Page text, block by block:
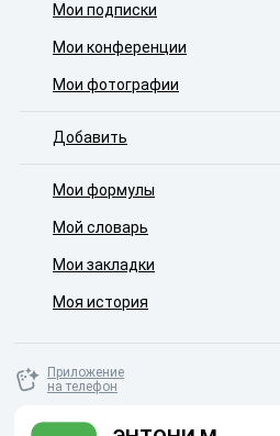
Мои подписки
Мои конференции
Мои фотографии
Добавить
Мои формулы
Мой словарь
Мои закладки
Моя история
Приложение
на телефон